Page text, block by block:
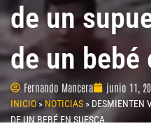
de un
de un bebé
Fernando Mancera junio 11,
INICIO» NOTICIAS » DESMIENTEN
DE UN BEBÉ EN SUESCA